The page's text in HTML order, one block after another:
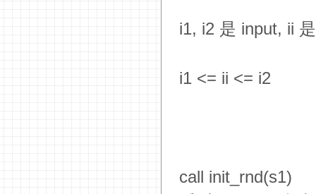
i1, i2 是 input, ii
i1 <= ii <= i2
call init_rnd(s1)